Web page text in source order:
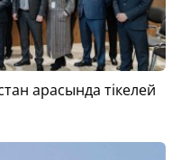
арасында тікелей